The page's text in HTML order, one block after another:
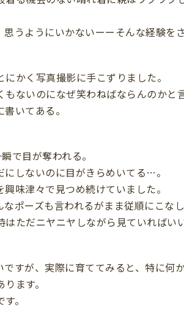
うようにいかないーーそんな経験を
かく写真撮影に手こずりました。
ないのになぜ笑わねばならんのかと
いてある。
で目が奪われる。
しないのに目がきらめいてる…。
味津々で見つめ続けていました。
ポーズも言われるがまま従順にこなし
ただニヤニヤしながら見ていればい
すが、実際に育ててみると、特に何
ます。
。